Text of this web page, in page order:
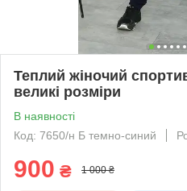
Теплий жіночий
великі розміри
В наявності
Код: 7650/н Б темно-синий
900 ₴ 1 000 ₴